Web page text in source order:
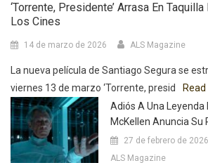
‘Torrente, Presidente’ Arrasa En
Los Cines
14 de marzo de 2026 ALS Magazine
La nueva película de Santiago Segura se
viernes 13 de marzo ‘Torrente, presid
Adiós A Una Leyenda
McKellen Anuncia Su
27 de febrero de 2026
ALS Magazine